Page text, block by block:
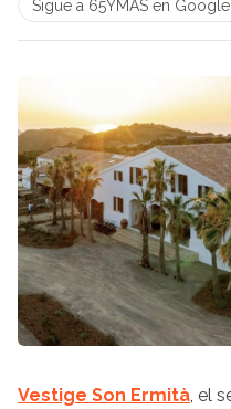
Sigue a 65YMÁS en Google
Vestige Son Ermità, el